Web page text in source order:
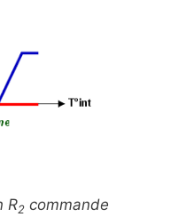
R2 commande